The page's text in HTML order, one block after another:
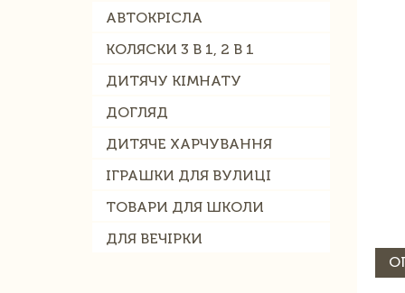
АВТОКРІСЛА
КОЛЯСКИ 3 В 1, 2 В 1
ДИТЯЧУ КІМНАТУ
ДОГЛЯД
ДИТЯЧЕ ХАРЧУВАННЯ
ІГРАШКИ ДЛЯ ВУЛИЦІ
ТОВАРИ ДЛЯ ШКОЛИ
ДЛЯ ВЕЧІРКИ